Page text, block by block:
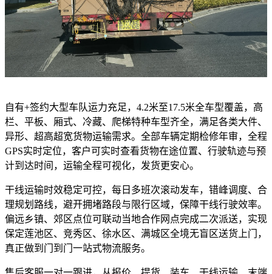
自有+签约大型车队运力充足，4.2米至17.5米全车型覆盖，高
栏、平板、厢式、冷藏、爬梯特种车型齐全，满足各类大件、
异形、超高超宽货物运输需求。全部车辆定期检修年审，全程
GPS实时定位，客户可实时查看货物在途位置、行驶轨迹与预
计到达时间，运输全程可视化，发货更安心。
干线运输时效稳定可控，每日多班次滚动发车，错峰调度、合
理规划路线，避开拥堵路段与限行区域，保障干线行驶效率。
偏远乡镇、郊区点位可联动当地合作网点完成二次派送，实现
保定莲池区、竞秀区、徐水区、满城区全境无盲区送货上门，
真正做到门到门一站式物流服务。